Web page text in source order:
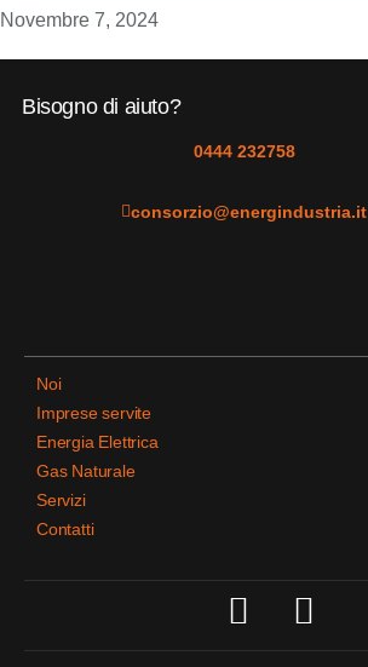
Novembre 7, 2024
Bisogno di aiuto?
0444 232758
consorzio@energindustria.it
Noi
Imprese servite
Energia Elettrica
Gas Naturale
Servizi
Contatti